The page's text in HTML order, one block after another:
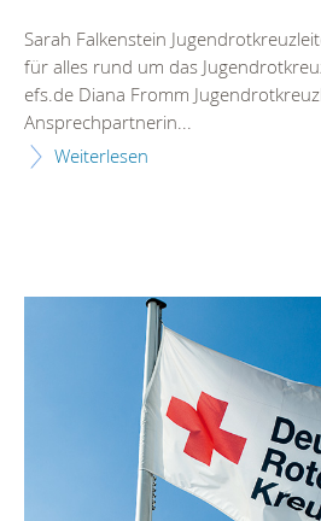
Sarah Falkenstein
für alles rund um das
efs.de Diana Fromm
Ansprechpartnerin...
Weiterlesen